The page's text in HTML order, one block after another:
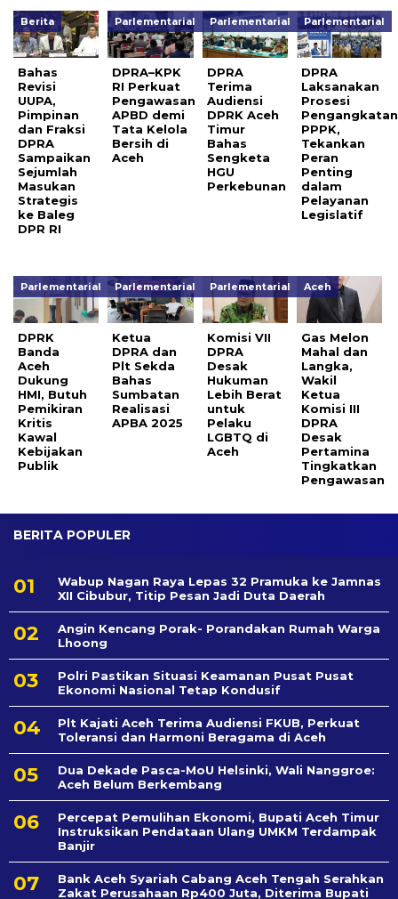
Berita
Bahas
Revisi
UUPA,
Pimpinan
dan Fraksi
DPRA
Sampaikan
Sejumlah
Masukan
Strategis
ke Baleg
DPR RI
Parlementarial
DPRA–KPK
RI Perkuat
Pengawasan
APBD demi
Tata Kelola
Bersih di
Aceh
Parlementarial
DPRA
Terima
Audiensi
DPRK Aceh
Timur
Bahas
Sengketa
HGU
Perkebunan
Parlementarial
DPRA
Laksanakan
Prosesi
Pengangkatan
PPPK,
Tekankan
Peran
Penting
dalam
Pelayanan
Legislatif
Parlementarial
DPRK
Banda
Aceh
Dukung
HMI, Butuh
Pemikiran
Kritis
Kawal
Kebijakan
Publik
Parlementarial
Ketua
DPRA dan
Plt Sekda
Bahas
Sumbatan
Realisasi
APBA 2025
Parlementarial
Komisi VII
DPRA
Desak
Hukuman
Lebih Berat
untuk
Pelaku
LGBTQ di
Aceh
Aceh
Gas Melon
Mahal dan
Langka,
Wakil
Ketua
Komisi III
DPRA
Desak
Pertamina
Tingkatkan
Pengawasan
BERITA POPULER
Wabup Nagan Raya Lepas 32 Pramuka ke Jamnas
XII Cibubur, Titip Pesan Jadi Duta Daerah
Angin Kencang Porak- Porandakan Rumah Warga
Lhoong
Polri Pastikan Situasi Keamanan Pusat Pusat
Ekonomi Nasional Tetap Kondusif
Plt Kajati Aceh Terima Audiensi FKUB, Perkuat
Toleransi dan Harmoni Beragama di Aceh
Dua Dekade Pasca-MoU Helsinki, Wali Nanggroe:
Aceh Belum Berkembang
Percepat Pemulihan Ekonomi, Bupati Aceh Timur
Instruksikan Pendataan Ulang UMKM Terdampak
Banjir
Bank Aceh Syariah Cabang Aceh Tengah Serahkan
Zakat Perusahaan Rp400 Juta, Diterima Bupati